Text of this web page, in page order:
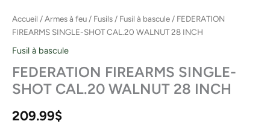
Accueil /Armes à feu / Fusils / Fusil à bascule / FEDERATION
FIREARMS SINGLE-SHOT CAL.20 WALNUT 28 INCH
Fusil à bascule
FEDERATION FIREARMS SINGLE-
SHOT CAL.20 WALNUT 28 INCH
209.99$